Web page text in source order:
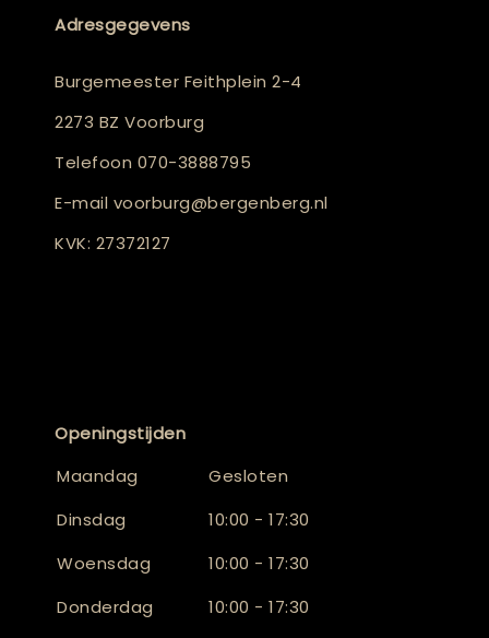
Adresgegevens
Burgemeester Feithplein 2-4
2273 BZ Voorburg
Telefoon 070-3888795
E-mail voorburg@bergenberg.nl
KVK: 27372127
Openingstijden
Maandag
Gesloten
Dinsdag
10:00 - 17:30
Woensdag
10:00 - 17:30
Donderdag
10:00 - 17:30